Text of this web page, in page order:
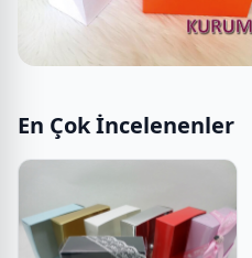
En Çok İncelenenler